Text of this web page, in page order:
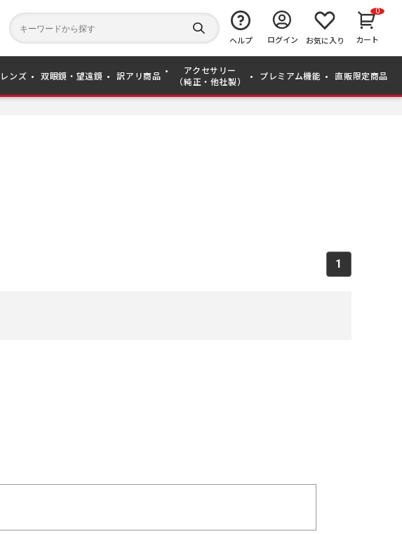
か
ら
検
索
す
る
ヘルプ ログイン お気に入り
0
カート
レンズ 双眼鏡・望遠鏡 訳アリ商品
アクセサリー
（純正・他社製）
プレミアム機能 直販限定商品
1